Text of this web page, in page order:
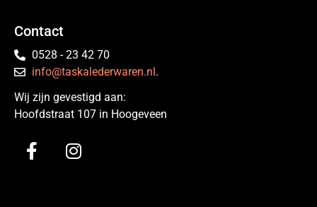
Contact
0528 - 23 42 70
info@taskalederwaren.nl.
Wij zijn gevestigd aan:
Hoofdstraat 107 in Hoogeveen